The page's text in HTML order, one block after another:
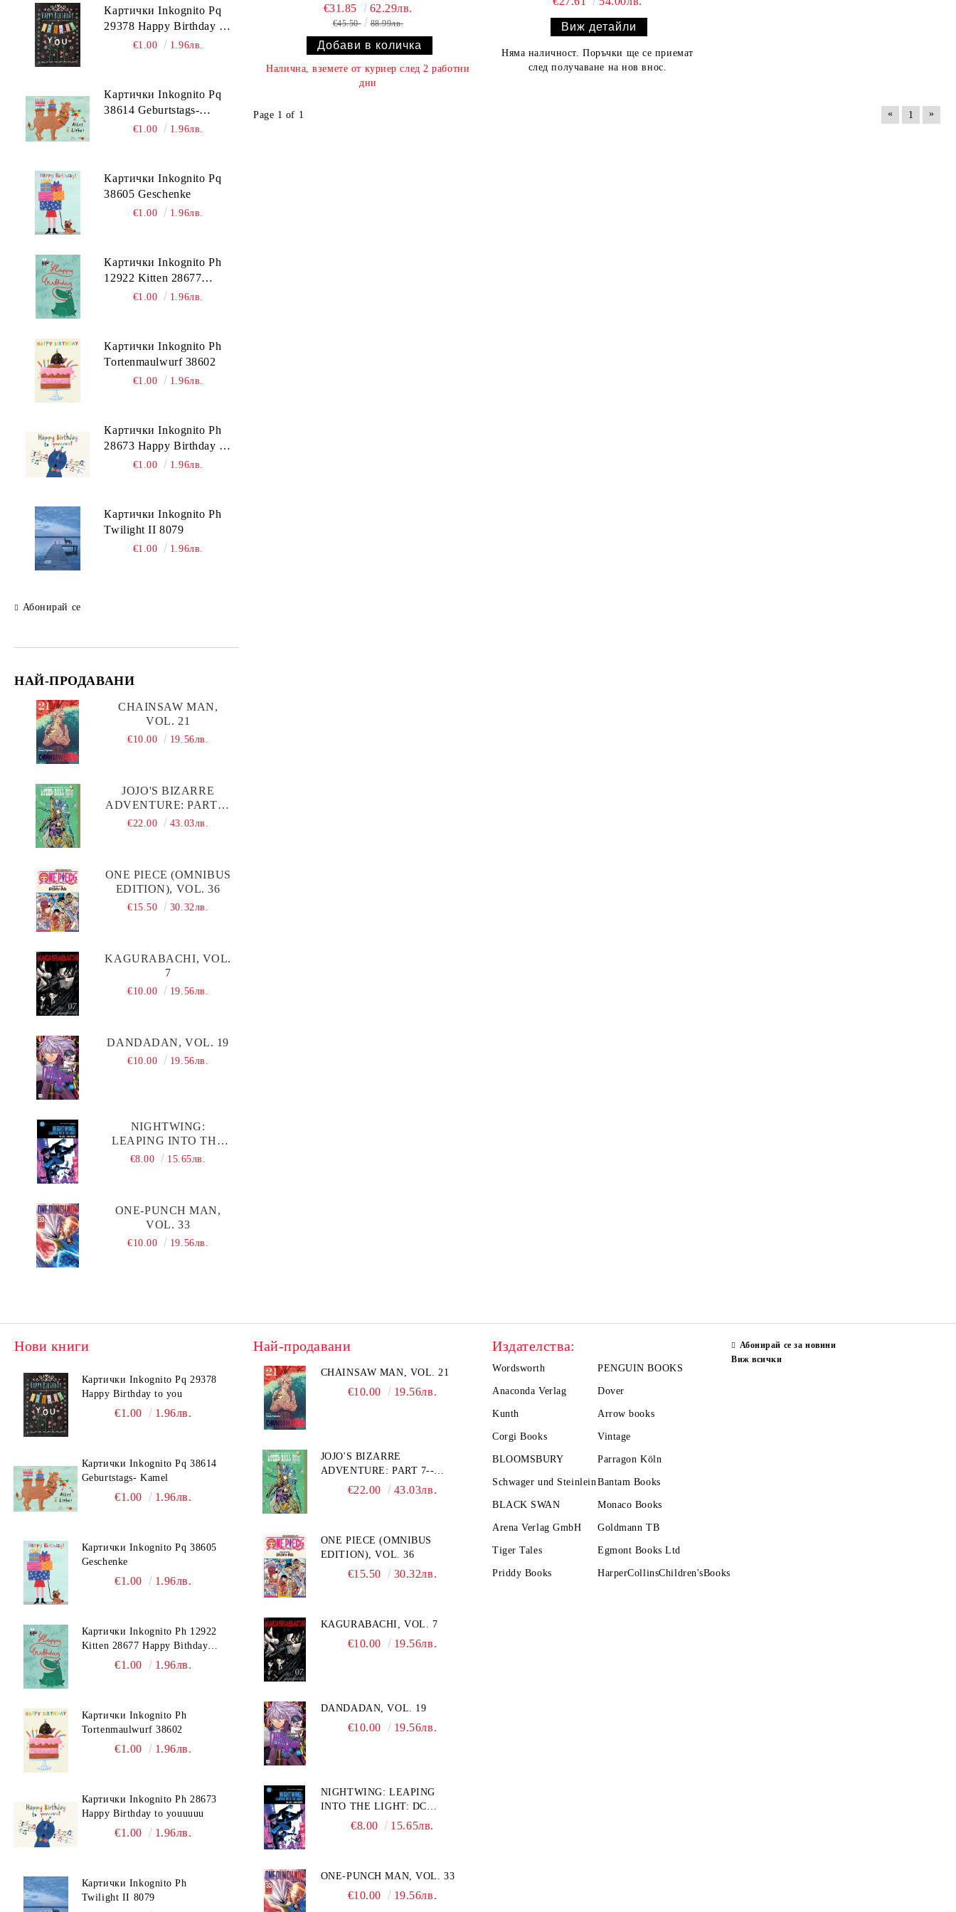
Манга
Комикси и графични новели
Точни и природни науки
Море
Биографии
Картички Inkognito Pq
29378 Happy Birthday to
€1.00 1.96лв.
Картички Inkognito Pq
38614 Geburtstags-
Kamel€1.00 1.96лв.
Картички Inkognito Pq
38605 Geschenke
€1.00 1.96лв.
Картички Inkognito Ph
12922 Kitten 28677
Happy Bithday Biene
€1.00 1.96лв.
Картички Inkognito Ph
Tortenmaulwurf 38602
€1.00 1.96лв.
Картички Inkognito Ph
28673 Happy Birthday to
youuuuu
€1.00 1.96лв.
Картички Inkognito Ph
Twilight II 8079
€1.00 1.96лв.
Абонирай се
НАЙ-ПРОДАВАНИ
CHAINSAW MAN,
VOL. 21
€10.00 19.56лв.
JOJO'S BIZARRE
ADVENTURE: PART 7-
-STEEL BALL RUN,
€22.00 43.03лв.
ONE PIECE (OMNIBUS
EDITION), VOL. 36
€15.50 30.32лв.
KAGURABACHI, VOL.
7
€10.00 19.56лв.
DANDADAN, VOL. 19
€10.00 19.56лв.
NIGHTWING:
LEAPING INTO THE
LIGHT: DC COMPACT
€8.00 15.65лв.
ONE-PUNCH MAN,
VOL. 33
€10.00 19.56лв.
€31.85 62.29лв.
€45.50 88.99лв.
Налична, вземете от куриер след 2 работни
дни
Виж детайли
Няма наличност. Поръчки ще се приемат
след получаване на нов внос.
Page 1 of 1 « 1 »
Нови книги
Картички Inkognito Pq 29378
Happy Birthday to you
€1.00 1.96лв.
Картички Inkognito Pq 38614
Geburtstags- Kamel
€1.00 1.96лв.
Картички Inkognito Pq 38605
Geschenke
€1.00 1.96лв.
Картички Inkognito Ph 12922
Kitten 28677 Happy Bithday
€1.00 1.96лв.
Картички Inkognito Ph
Tortenmaulwurf 38602
€1.00 1.96лв.
Картички Inkognito Ph 28673
Happy Birthday to youuuuu
€1.00 1.96лв.
Картички Inkognito Ph
Twilight II 8079
Най-продавани
CHAINSAW MAN, VOL. 21
€10.00 19.56лв.
JOJO'S BIZARRE
ADVENTURE: PART 7--
STEEL BALL RUN, VOL. 7
€22.00 43.03лв.
ONE PIECE (OMNIBUS
EDITION), VOL. 36
€15.50 30.32лв.
KAGURABACHI, VOL. 7
€10.00 19.56лв.
DANDADAN, VOL. 19
€10.00 19.56лв.
NIGHTWING: LEAPING
INTO THE LIGHT: DC
COMPACT COMICS EDITION
€8.00 15.65лв.
ONE-PUNCH MAN, VOL. 33
€10.00 19.56лв.
Издателства:
Wordsworth PENGUIN BOOKS
Anaconda Verlag Dover
Kunth Arrow books
Corgi Books Vintage
BLOOMSBURY Parragon Köln
Schwager und SteinleinBantam Books
BLACK SWAN Monaco Books
Arena Verlag GmbH Goldmann TB
Tiger Tales Egmont Books Ltd
Priddy Books HarperCollinsChildren'sBooks
Абонирай се за новини
Виж всички